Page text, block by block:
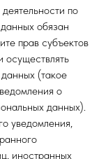
по
обязан
прав субъектов
(такое
о
данных).
уведомления,
иностранных